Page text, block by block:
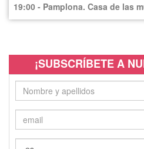
19:00 - Pamplona. Casa de las
¡SUBSCRÍBETE A